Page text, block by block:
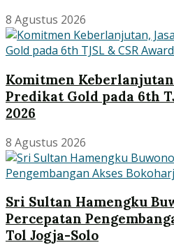
8 Agustus 2026
Komitmen
Predikat Gold pada 6th
2026
8 Agustus 2026
Sri Sultan Hamengku
Percepatan
Tol Jogja-Solo